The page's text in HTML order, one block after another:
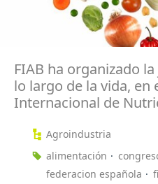
FIAB ha organizado
lo largo de la vida, en
Internacional de
Agroindustria
alimentación
federacion española